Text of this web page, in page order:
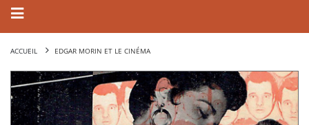
ACCUEIL EDGAR MORIN ET LE CINÉMA